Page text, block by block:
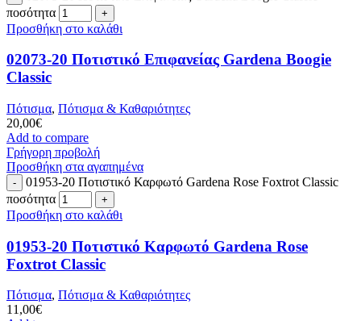
ποσότητα
Προσθήκη στο καλάθι
02073-20 Ποτιστικό Επιφανείας Gardena Boogie
Classic
Πότισμα, Πότισμα & Καθαριότητες
20,00€
Add to compare
Γρήγορη προβολή
Προσθήκη στα αγαπημένα
01953-20 Ποτιστικό Καρφωτό Gardena Rose Foxtrot Classic
ποσότητα
Προσθήκη στο καλάθι
01953-20 Ποτιστικό Καρφωτό Gardena Rose
Foxtrot Classic
Πότισμα, Πότισμα & Καθαριότητες
11,00€